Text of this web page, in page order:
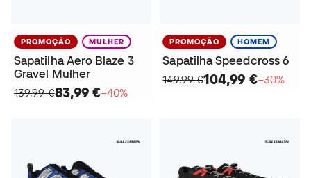
PROMOÇÃO MULHER
Sapatilha Aero Blaze 3
Gravel Mulher
139,99 €83,99 €−40%
PROMOÇÃO HOMEM
Sapatilha Speedcross 6
149,99 €104,99 €−30%